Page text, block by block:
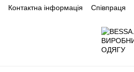
Контактна інформація Співпраця